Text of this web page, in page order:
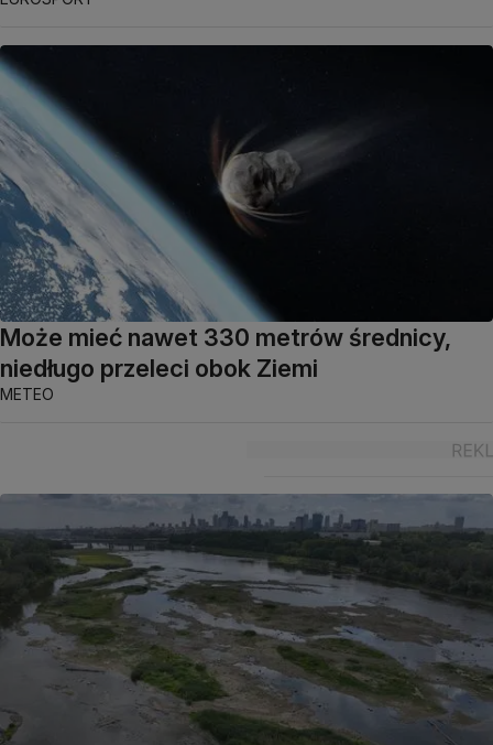
Może mieć nawet 330 metrów średnicy,
niedługo przeleci obok Ziemi
METEO